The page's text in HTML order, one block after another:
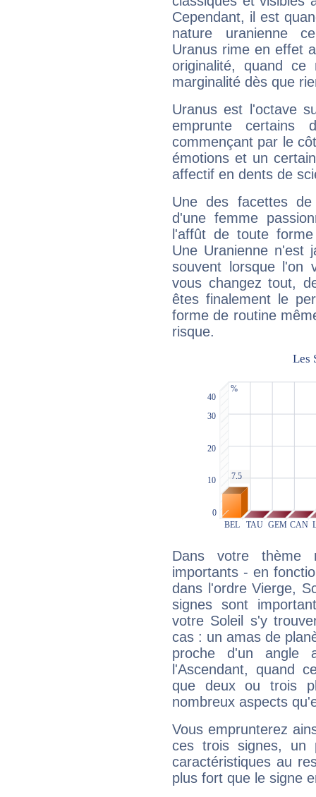
Cependant, il est
nature uranienne
Uranus rime en effet
originalité, quand ce
marginalité dès que
Uranus est l'octave
emprunte
commençant par le
émotions et un
affectif en dents de
Une des facettes
d'une femme
l'affût de toute
Une Uranienne n'est
souvent lorsque l'on
vous changez tout,
êtes finalement le
forme de routine
risque.
Dans votre thème
importants - en
dans l'ordre Vierge,
signes sont
votre Soleil s'y
cas : un amas de
proche d'un
l'Ascendant, quand
que deux ou trois
nombreux aspects
Vous emprunterez
ces trois signes, un
caractéristiques au
plus fort que le signe